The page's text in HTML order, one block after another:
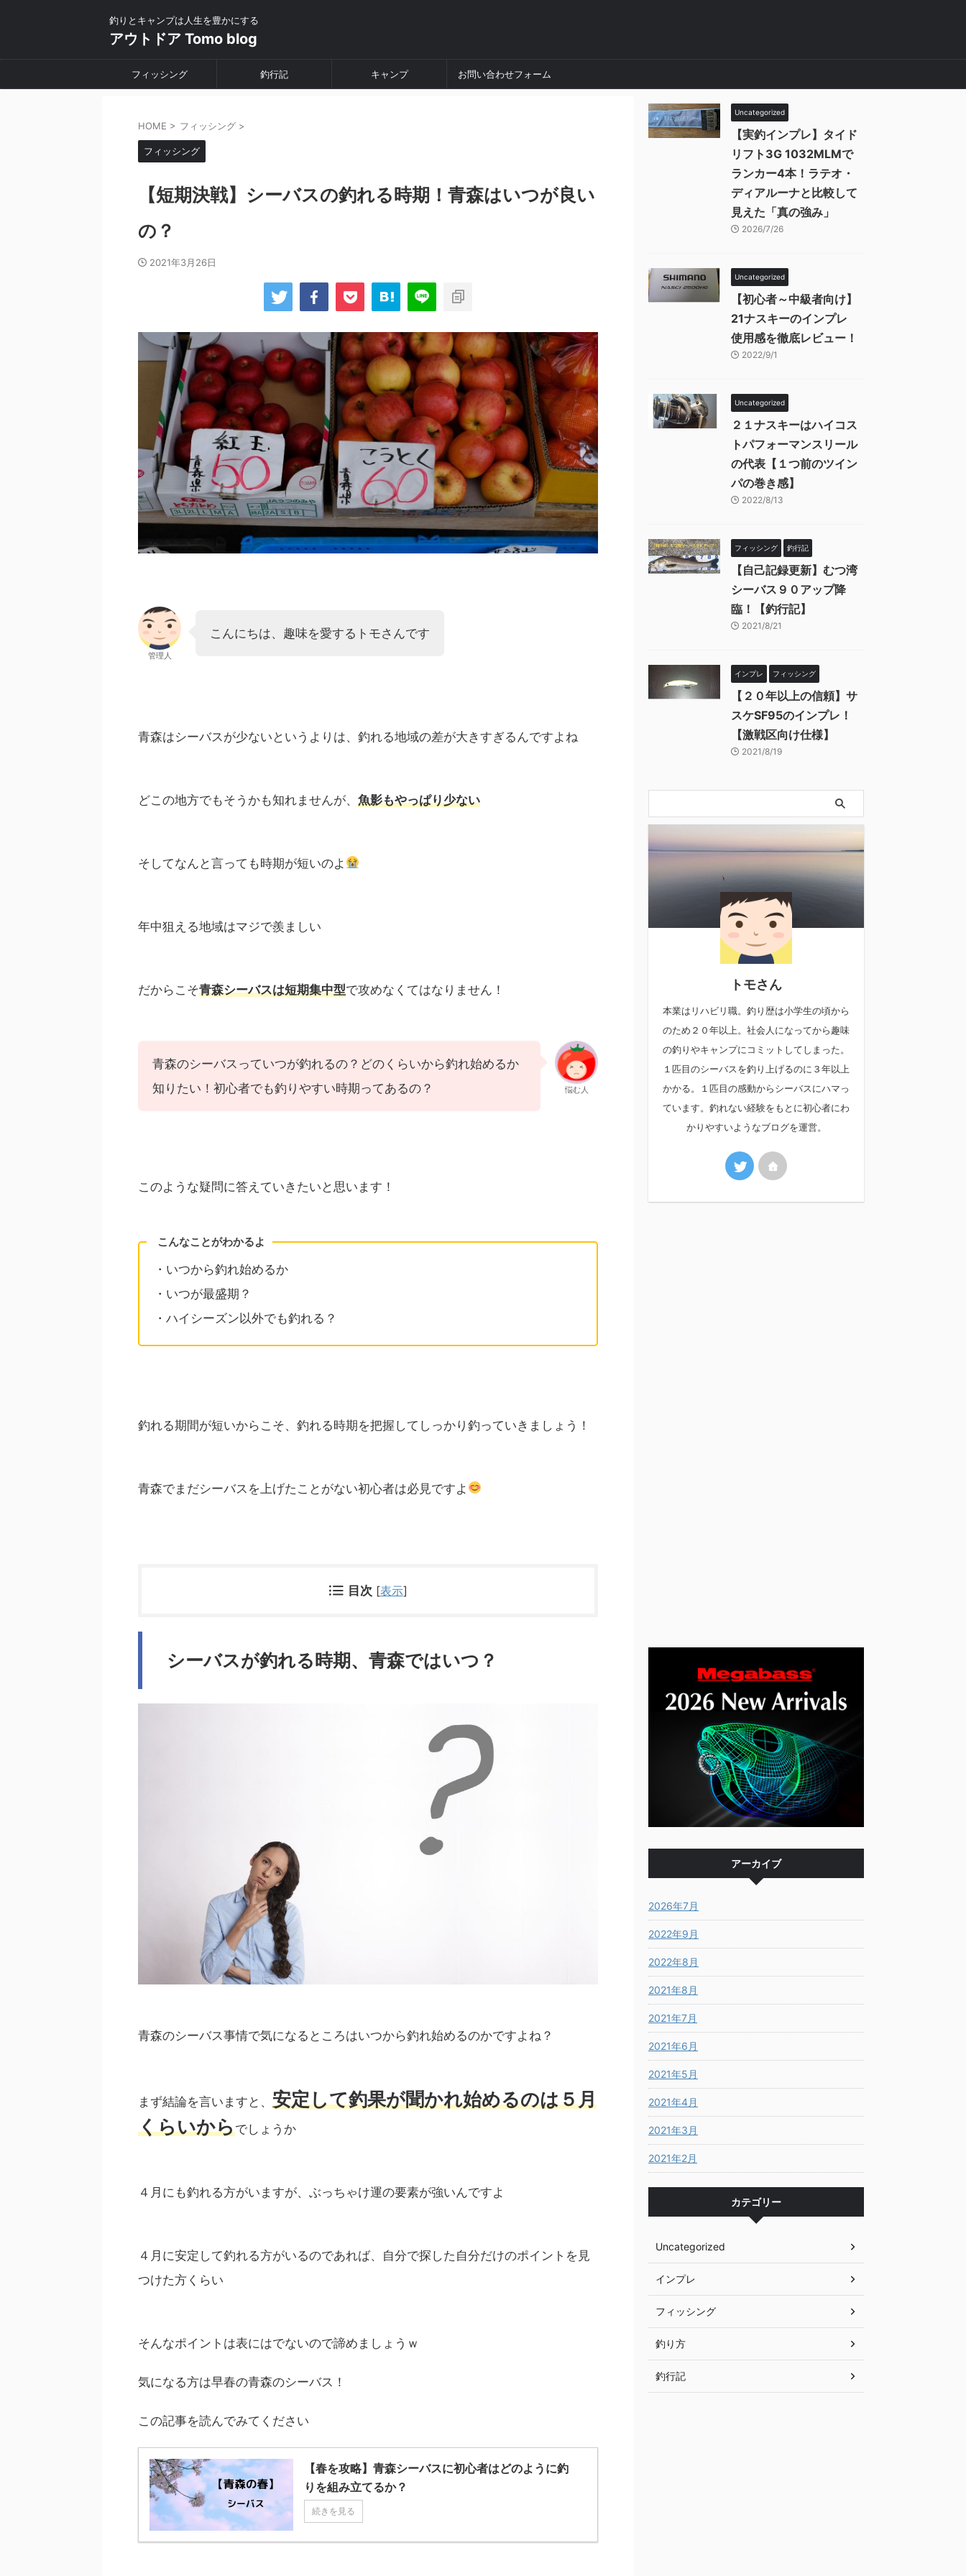
釣りとキャンプは人生を豊かにする
アウトドア Tomo blog
フィッシング 釣行記 キャンプ お問い合わせフォーム
HOME > フィッシング >
フィッシング
【短期決戦】シーバスの釣れる時期！青森はいつが良い
の？
2021年3月26日
管理人
こんにちは、趣味を愛するトモさんです
青森はシーバスが少ないというよりは、釣れる地域の差が大きすぎるんですよね
どこの地方でもそうかも知れませんが、 魚影もやっぱり少ない
そしてなんと言っても時期が短いのよ
年中狙える地域はマジで羨ましい
だからこそ青森シーバスは短期集中型で攻めなくてはなりません！
青森のシーバスっていつが釣れるの？どのくらいから釣れ始めるか
知りたい！初心者でも釣りやすい時期ってあるの？
悩む人
このような疑問に答えていきたいと思います！
こんなことがわかるよ
・いつから釣れ始めるか
・いつが最盛期？
・ハイシーズン以外でも釣れる？
釣れる期間が短いからこそ、釣れる時期を把握してしっかり釣っていきましょう！
青森でまだシーバスを上げたことがない初心者は必見ですよ
目次 [表示]
シーバスが釣れる時期、青森ではいつ？
青森のシーバス事情で気になるところはいつから釣れ始めるのかですよね？
まず結論を言いますと、 安定して釣果が聞かれ始めるのは５月
くらいからでしょうか
４月にも釣れる方がいますが、ぶっちゃけ運の要素が強いんですよ
４月に安定して釣れる方がいるのであれば、自分で探した自分だけのポイントを見
つけた方くらい
そんなポイントは表にはでないので諦めましょうｗ
気になる方は早春の青森のシーバス！
この記事を読んでみてください
【春を攻略】青森シーバスに初心者はどのように釣
りを組み立てるか？
続きを見る
Uncategorized
【実釣インプレ】タイド
リフト3G 1032MLMで
ランカー4本！ラテオ・
ディアルーナと比較して
見えた「真の強み」
2026/7/26
Uncategorized
【初心者～中級者向け】
21ナスキーのインプレ
使用感を徹底レビュー！
2022/9/1
Uncategorized
２１ナスキーはハイコス
トパフォーマンスリール
の代表【１つ前のツイン
パの巻き感】
2022/8/13
フィッシング 釣行記
【自己記録更新】むつ湾
シーバス９０アップ降
臨！【釣行記】
2021/8/21
インプレ フィッシング
【２０年以上の信頼】サ
スケSF95のインプレ！
【激戦区向け仕様】
2021/8/19
トモさん
本業はリハビリ職。釣り歴は小学生の頃から
のため２０年以上。社会人になってから趣味
の釣りやキャンプにコミットしてしまった。
１匹目のシーバスを釣り上げるのに３年以上
かかる。１匹目の感動からシーバスにハマっ
ています。釣れない経験をもとに初心者にわ
かりやすいようなブログを運営。
アーカイブ
2026年7月
2022年9月
2022年8月
2021年8月
2021年7月
2021年6月
2021年5月
2021年4月
2021年3月
2021年2月
カテゴリー
Uncategorized
インプレ
フィッシング
釣り方
釣行記